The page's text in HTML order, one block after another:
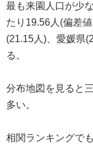
最も来園人口が少
たり19.56人(偏差
(21.15人)、愛媛県
る。
分布地図を見ると
多い。
相関ランキングでも